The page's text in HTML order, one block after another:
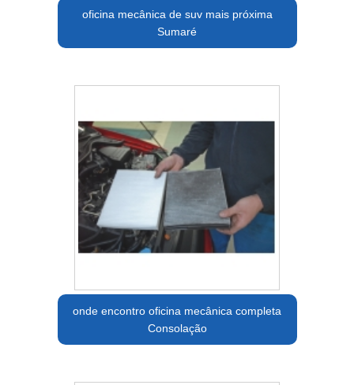
oficina mecânica de suv mais próxima
Sumaré
onde encontro oficina mecânica completa
Consolação